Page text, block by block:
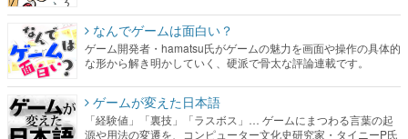
なんでゲームは面白い？
ゲーム開発者・hamatsu氏がゲームの魅力を画面や操作の具体的
な形から解き明かしていく、硬派で骨太な評論連載です。
ゲームが変えた日本語
「経験値」「裏技」「ラスボス」… ゲームにまつわる言葉の起
源や用法の変遷を、コンピューター文化史研究家・タイニーP氏